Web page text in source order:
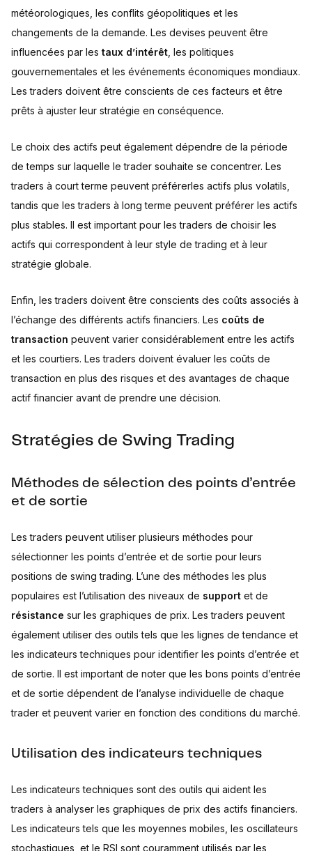
météorologiques, les conflits géopolitiques et les
changements de la demande. Les devises peuvent être
influencées par les taux d’intérêt , les politiques
gouvernementales et les événements économiques mondiaux.
Les traders doivent être conscients de ces facteurs et être
prêts à ajuster leur stratégie en conséquence.
Le choix des actifs peut également dépendre de la période
de temps sur laquelle le trader souhaite se concentrer. Les
traders à court terme peuvent préférerles actifs plus volatils,
tandis que les traders à long terme peuvent préférer les actifs
plus stables. Il est important pour les traders de choisir les
actifs qui correspondent à leur style de trading et à leur
stratégie globale.
Enfin, les traders doivent être conscients des coûts associés à
l’échange des différents actifs financiers. Les coûts de
transaction peuvent varier considérablement entre les actifs
et les courtiers. Les traders doivent évaluer les coûts de
transaction en plus des risques et des avantages de chaque
actif financier avant de prendre une décision.
Stratégies de Swing Trading
Méthodes de sélection des points d’entrée
et de sortie
Les traders peuvent utiliser plusieurs méthodes pour
sélectionner les points d’entrée et de sortie pour leurs
positions de swing trading. L’une des méthodes les plus
populaires est l’utilisation des niveaux de support et de
résistance sur les graphiques de prix. Les traders peuvent
également utiliser des outils tels que les lignes de tendance et
les indicateurs techniques pour identifier les points d’entrée et
de sortie. Il est important de noter que les bons points d’entrée
et de sortie dépendent de l’analyse individuelle de chaque
trader et peuvent varier en fonction des conditions du marché.
Utilisation des indicateurs techniques
Les indicateurs techniques sont des outils qui aident les
traders à analyser les graphiques de prix des actifs financiers.
Les indicateurs tels que les moyennes mobiles, les oscillateurs
stochastiques, et le RSI sont couramment utilisés par les